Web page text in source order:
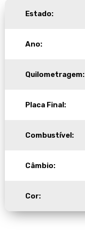
Estado:
Ano:
Quilometragem:
Placa Final:
Combustível:
Câmbio:
Cor: